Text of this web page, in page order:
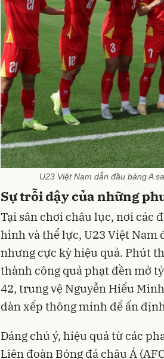
U23 Việt Nam dẫn đầu bảng A
Sự trỗi dậy của những
Tại sân chơi châu lục, nơi các
hình và thể lực, U23 Việt Nam
nhưng cực kỳ hiệu quả. Phút
thành công quả phạt đền mở
42, trung vệ Nguyễn Hiểu
dàn xếp thông minh để ấn
Đáng chú ý, hiệu quả từ các
Liên đoàn Bóng đá châu Á